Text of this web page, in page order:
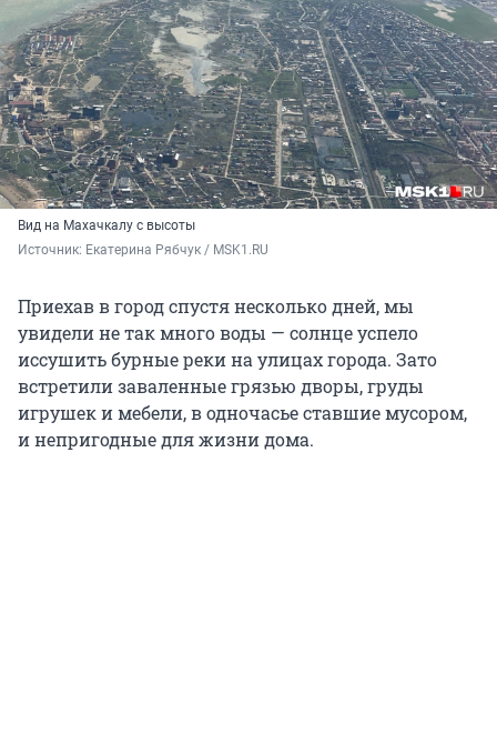
Вид на Махачкалу с высоты
Источник: Екатерина Рябчук / MSK1.RU
Приехав в город спустя несколько дней, мы
увидели не так много воды — солнце успело
иссушить бурные реки на улицах города. Зато
встретили заваленные грязью дворы, груды
игрушек и мебели, в одночасье ставшие мусором,
и непригодные для жизни дома.